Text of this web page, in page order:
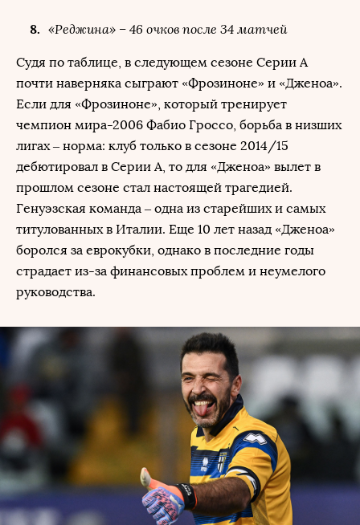
«Реджина» – 46 очков после 34 матчей
Судя по таблице, в следующем сезоне Серии А
почти наверняка сыграют «Фрозиноне» и «Дженоа».
Если для «Фрозиноне», который тренирует
чемпион мира-2006 Фабио Гроссо, борьба в низших
лигах – норма: клуб только в сезоне 2014/15
дебютировал в Серии А, то для «Дженоа» вылет в
прошлом сезоне стал настоящей трагедией.
Генуэзская команда – одна из старейших и самых
титулованных в Италии. Еще 10 лет назад «Дженоа»
боролся за еврокубки, однако в последние годы
страдает из-за финансовых проблем и неумелого
руководства.